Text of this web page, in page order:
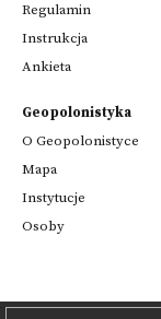
Regulamin
Instrukcja
Ankieta
Geopolonistyka
O Geopolonistyce
Mapa
Instytucje
Osoby